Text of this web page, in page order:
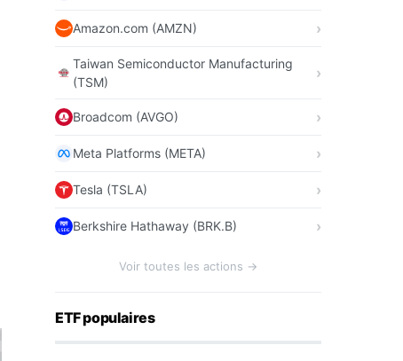
Amazon.com (AMZN)
Taiwan Semiconductor Manufacturing
(TSM)
Broadcom (AVGO)
Meta Platforms (META)
Tesla (TSLA)
Berkshire Hathaway (BRK.B)
Voir toutes les actions →
ETF populaires